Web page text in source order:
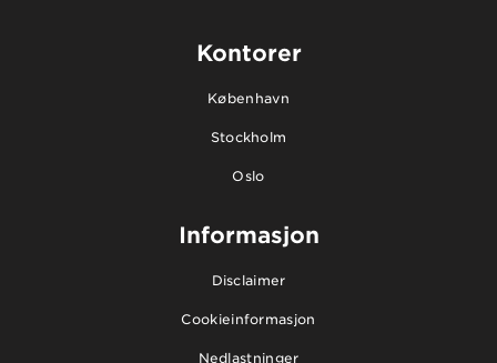
Kontorer
København
Stockholm
Oslo
Informasjon
Disclaimer
Cookieinformasjon
Nedlastninger